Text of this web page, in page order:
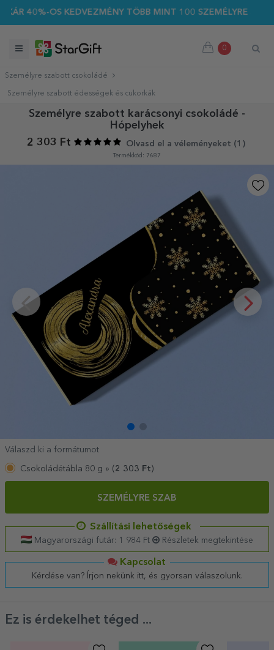
OS KEDVEZMÉNY TÖBB MINT 100 SZEMÉLYRE SZABOTT
0
Személyre szabott csokoládé
Személyre szabott édességek és cukorkák
Személyre szabott karácsonyi csokoládé -
Hópelyhek
2 303 Ft
Olvasd el a véleményeket (1 )
Termékkód: 7687
Válaszd ki a formátumot
Csokoládétábla 80 g » ( 2 303 Ft )
SZEMÉLYRE SZAB
Szállítási lehetőségek
Magyarországi futár: 1 984 Ft Részletek megtekintése
Kapcsolat
Kérdése van? Írjon nekünk itt, és gyorsan válaszolunk.
Ez is érdekelhet téged ...